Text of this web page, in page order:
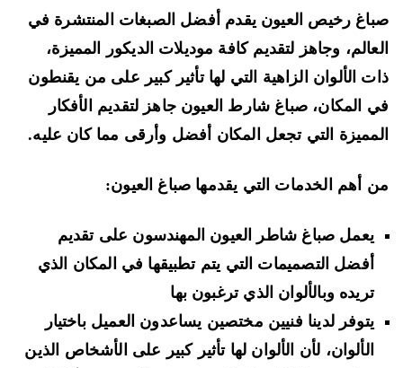
رخيص العيون يقدم أفضل الصبغات المنتشرة في
وجاهز لتقديم كافة موديلات الديكور المميزة،
الألوان الزاهية التي لها تأثير كبير على من يقنطون
المكان، صباغ شارط العيون جاهز لتقديم الأفكار
التي تجعل المكان أفضل وأرقى مما كان عليه.
أهم الخدمات التي يقدمها صباغ العيون:
يعمل صباغ شاطر العيون المهندسون على تقديم
أفضل التصميمات التي يتم تطبيقها في المكان الذي
تريده وبالألوان الذي ترغبون بها
يتوفر لدينا فنيين مختصين يساعدون العميل باختيار
الألوان، لأن الألوان لها تأثير كبير على الأشخاص الذين